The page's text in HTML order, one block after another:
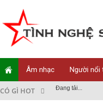
Âm nhạc Người nổi
CÓ GÌ HOT Đang tải...